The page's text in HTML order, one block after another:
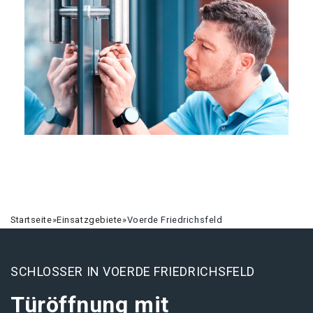
Startseite»Einsatzgebiete»Voerde Friedrichsfeld
SCHLOSSER IN VOERDE FRIEDRICHSFELD
Türöffnung mit